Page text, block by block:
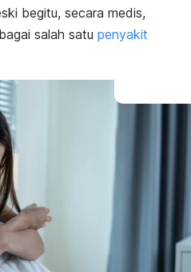
begitu, secara medis,
salah satu penyakit